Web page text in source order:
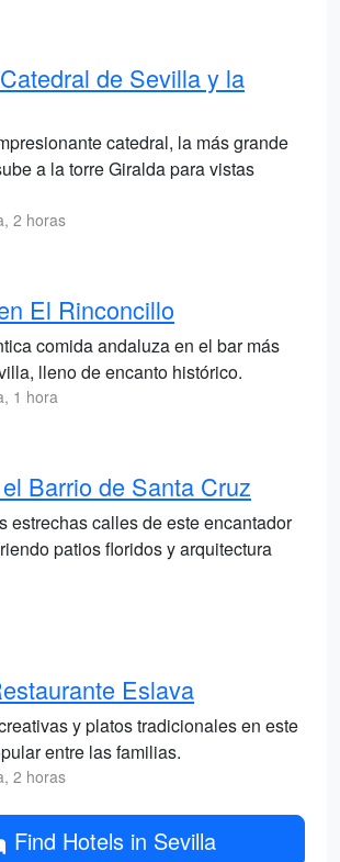
de Sevilla y la
catedral, la más grande
a la torre Giralda para vistas
2 horas
El Rinconcillo
comida andaluza en el bar más
lleno de encanto histórico.
1 hora
Barrio de Santa Cruz
estrechas calles de este encantador
patios floridos y arquitectura
Eslava
y platos tradicionales en este
entre las familias.
2 horas
Find Hotels in Sevilla